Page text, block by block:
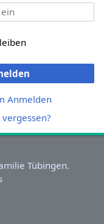
Anmelden
Tübingen.